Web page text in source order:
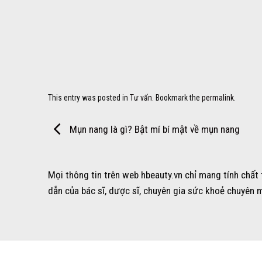
This entry was posted in Tư vấn. Bookmark the permalink.
Mụn nang là gì? Bật mí bí mật về mụn nang
Mọi thông tin trên web hbeauty.vn chỉ mang tính
dẫn của bác sĩ, dược sĩ, chuyên gia sức khoẻ chuyên